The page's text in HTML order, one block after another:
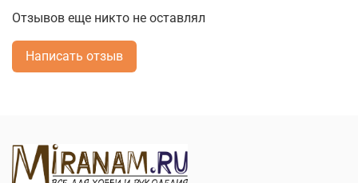
Отзывов еще никто не оставлял
Написать отзыв